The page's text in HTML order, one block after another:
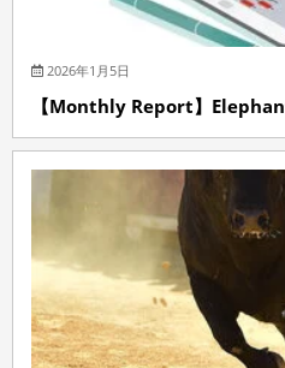
2026年1月5日
【Monthly Report】